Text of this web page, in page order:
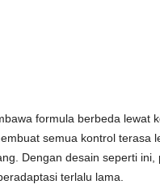
formula berbeda lewat
semua kontrol terasa
Dengan desain seperti
terlalu lama.